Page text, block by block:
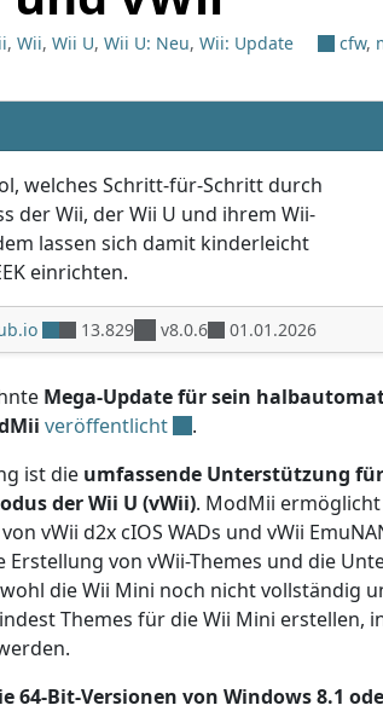
, Wii, Wii U, Wii U: Neu, Wii: Update cfw,
welches Schritt-für-Schritt durch
der Wii, der Wii U und ihrem Wii-
lassen sich damit kinderleicht
einrichten.
13.829 v8.0.6 01.01.2026
Mega-Update für sein
veröffentlicht
.
ist die umfassende Unterstützung
der Wii U (vWii). ModMii
vWii d2x cIOS WADs und vWii
Erstellung von vWii-Themes und die
die Wii Mini noch nicht vollständig
Themes für die Wii Mini erstellen,
64-Bit-Versionen von Windows 8.1